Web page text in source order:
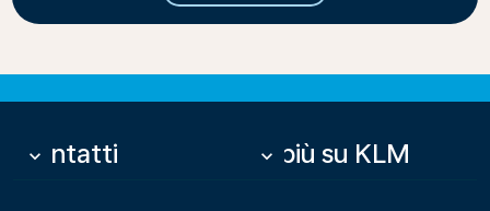
Contatti
keyboard_arrow_down Di più su KLM
keyboard_arrow_down